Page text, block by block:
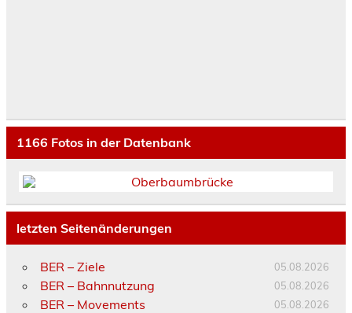
1166 Fotos in der Datenbank
letzten Seitenänderungen
BER – Ziele 05.08.2026
BER – Bahnnutzung 05.08.2026
BER – Movements 05.08.2026